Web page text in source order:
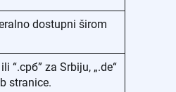
dostupni širom
“.срб” za Srbiju, „.de“
stranice.